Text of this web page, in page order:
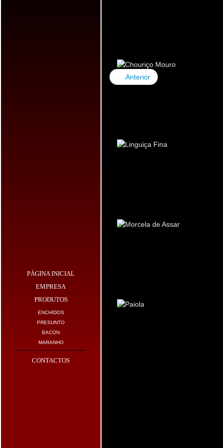
PÁGINA INICIAL
EMPRESA
PRODUTOS
ENCHIDOS
PRESUNTO
BACON
MARANHO
CONTACTOS
Anterior